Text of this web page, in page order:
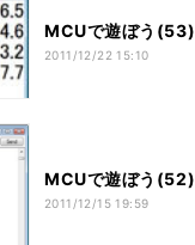
MCUで遊ぼう(53)
2011/12/22 15:10
MCUで遊ぼう(52)
2011/12/15 19:59